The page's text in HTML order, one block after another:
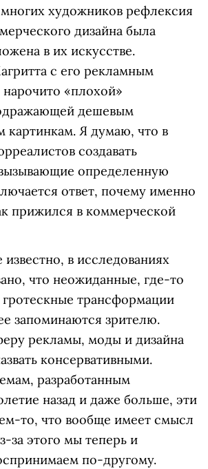
художников рефлексия
дизайна была
в их искусстве.
с его рекламным
«плохой»
дешевым
картинкам. Я думаю, что в
создавать
определенную
ответ, почему именно
прижился в коммерческой
в исследованиях
что неожиданные, где-то
трансформации
запоминаются зрителю.
рекламы, моды и дизайна
консервативными.
разработанным
назад и даже больше, эти
то, что вообще имеет смысл
за этого мы теперь и
по-другому.